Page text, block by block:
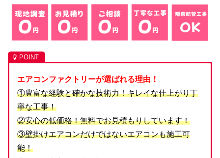
エアコンファクトリーが選ばれる理由！
①豊富な経験と確かな技術力！キレイな仕上がり丁
寧な工事！
②安心の低価格！無料でお見積もりしています！
③壁掛けエアコンだけではないエアコンも施工可
能！